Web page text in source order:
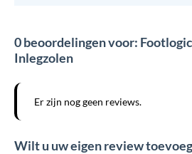
0 beoordelingen voor:
Inlegzolen
Er zijn nog geen reviews.
Wilt u uw eigen review